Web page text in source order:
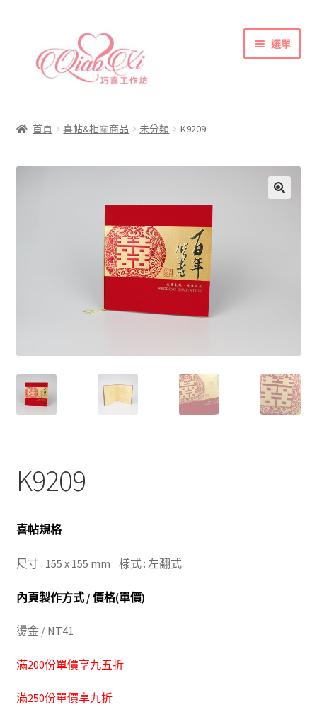
容
選單
喜帖&相關商品
索取喜帖樣本須知
首頁 喜帖&相關商品 未分類 K9209
K9209
喜帖規格
尺寸 : 155 x 155 mm 樣式 : 左翻式
內頁製作方式 / 價格(單價)
燙金 / NT41
滿200份單價享九五折
滿250份單價享九折